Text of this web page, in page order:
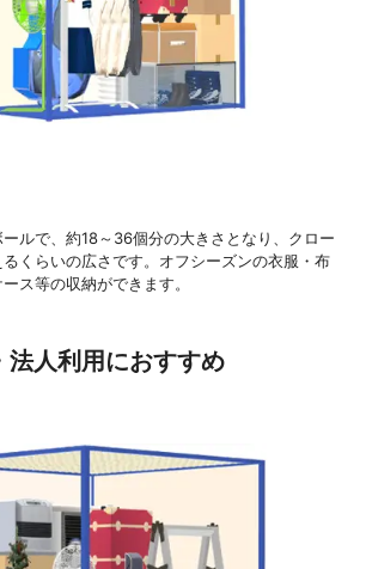
ルで、約18～36個分の大きさとなり、クロー
くらいの広さです。オフシーズンの衣服・布
ス等の収納ができます。
法人利用におすすめ